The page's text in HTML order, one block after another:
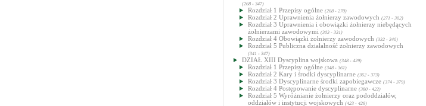
(268 - 347)
Rozdział 1 Przepisy ogólne (268 - 270)
Rozdział 2 Uprawnienia żołnierzy zawodowych (271 - 302)
Rozdział 3 Uprawnienia i obowiązki żołnierzy niebędących
żołnierzami zawodowymi (303 - 331)
Rozdział 4 Obowiązki żołnierzy zawodowych (332 - 340)
Rozdział 5 Publiczna działalność żołnierzy zawodowych
(341 - 347)
DZIAŁ XIII Dyscyplina wojskowa (348 - 429)
Rozdział 1 Przepisy ogólne (348 - 361)
Rozdział 2 Kary i środki dyscyplinarne (362 - 373)
Rozdział 3 Dyscyplinarne środki zapobiegawcze (374 - 379)
Rozdział 4 Postępowanie dyscyplinarne (380 - 422)
Rozdział 5 Wyróżnianie żołnierzy oraz pododdziałów,
oddziałów i instytucji wojskowych (423 - 429)